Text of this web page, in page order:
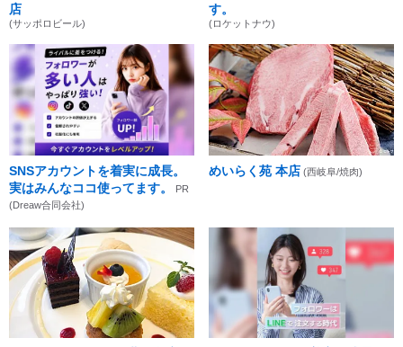
店
(サッポロビール)
す。
(ロケットナウ)
SNSアカウントを着実に成長。
実はみんなココ使ってます。
PR
(Dreaw合同会社)
めいらく苑 本店 (西岐阜/焼肉)